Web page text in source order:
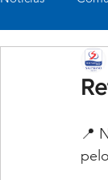
Fundamental II
📍